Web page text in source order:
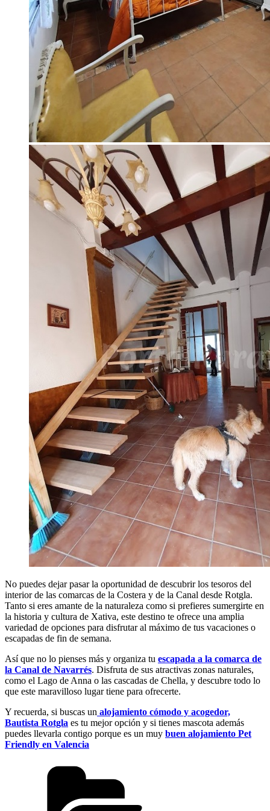
No puedes dejar pasar la oportunidad de descubrir los tesoros del
interior de las comarcas de la Costera y de la Canal desde Rotgla.
Tanto si eres amante de la naturaleza como si prefieres sumergirte en
la historia y cultura de Xativa, este destino te ofrece una amplia
variedad de opciones para disfrutar al máximo de tus vacaciones o
escapadas de fin de semana.
Así que no lo pienses más y organiza tu escapada a la comarca de
la Canal de Navarrés. Disfruta de sus atractivas zonas naturales,
como el Lago de Anna o las cascadas de Chella, y descubre todo lo
que este maravilloso lugar tiene para ofrecerte.
Y recuerda, si buscas un alojamiento cómodo y acogedor,
Bautista Rotgla es tu mejor opción y si tienes mascota además
puedes llevarla contigo porque es un muy buen alojamiento Pet
Friendly en Valencia